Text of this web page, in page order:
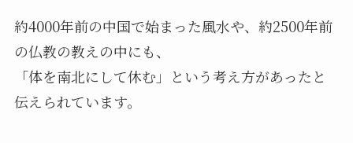
約4000年前の中国で始まった風水や、約2500年前
の仏教の教えの中にも、
「体を南北にして休む」という考え方があったと
伝えられています。